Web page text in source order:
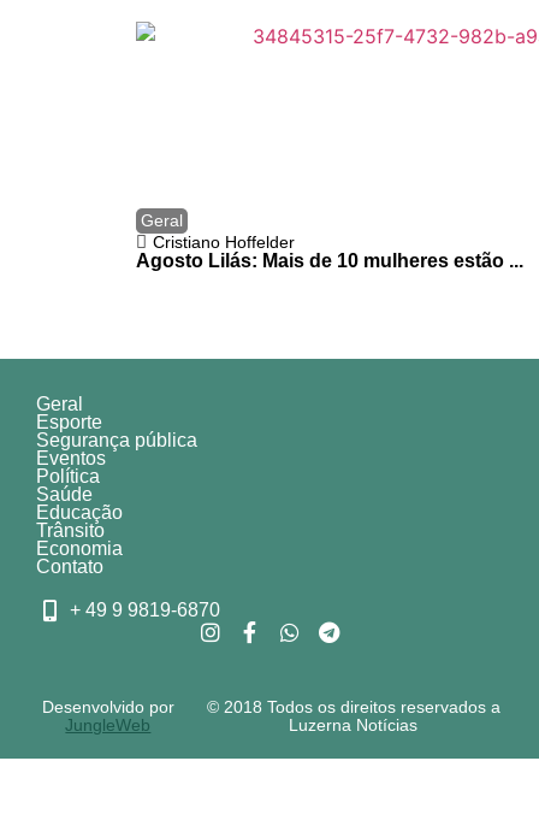
Geral
Cristiano Hoffelder
Agosto Lilás: Mais de 10 mulheres estão ...
Geral
Esporte
Segurança pública
Eventos
Política
Saúde
Educação
Trânsito
Economia
Contato
+ 49 9 9819-6870
© 2018 Todos os direitos reservados a
Luzerna Notícias
Desenvolvido por
JungleWeb